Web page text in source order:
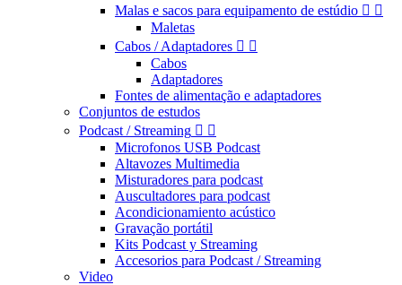
Malas e sacos para equipamento de estúdio  
Maletas
Cabos / Adaptadores  
Cabos
Adaptadores
Fontes de alimentação e adaptadores
Conjuntos de estudos
Podcast / Streaming  
Microfonos USB Podcast
Altavozes Multimedia
Misturadores para podcast
Auscultadores para podcast
Acondicionamiento acústico
Gravação portátil
Kits Podcast y Streaming
Accesorios para Podcast / Streaming
Video